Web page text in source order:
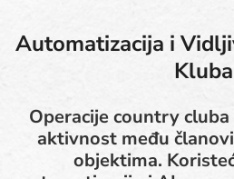
Automatizacija i
Kluba
Operacije country
aktivnost među
objektima.